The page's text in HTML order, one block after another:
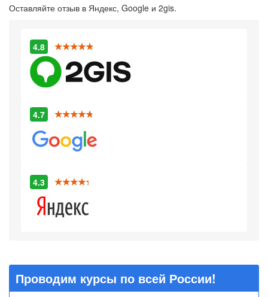
Оставляйте отзыв в Яндекс, Google и 2gis.
4.8
4.7
4.3
Проводим курсы по всей России!